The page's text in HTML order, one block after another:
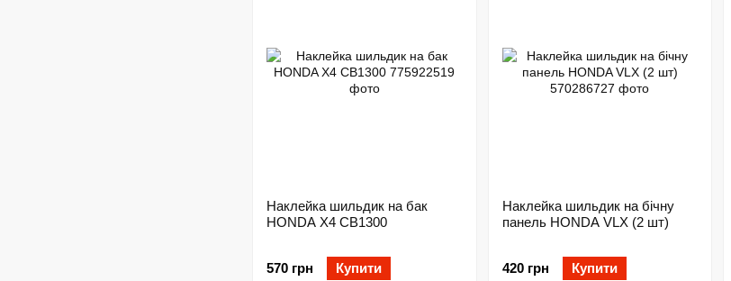
Наклейка шильдик на бак
HONDA X4 CB1300
570 грн Купити
Наклейка шильдик на бічну
панель HONDA VLX (2 шт)
420 грн Купити